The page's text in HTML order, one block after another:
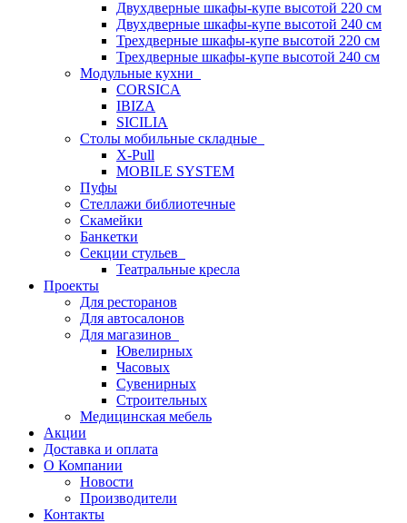
Двухдверные шкафы-купе высотой 220 см
Двухдверные шкафы-купе высотой 240 см
Трехдверные шкафы-купе высотой 220 см
Трехдверные шкафы-купе высотой 240 см
Модульные кухни
CORSICA
IBIZA
SICILIA
Столы мобильные складные
X-Pull
MOBILE SYSTEM
Пуфы
Стеллажи библиотечные
Скамейки
Банкетки
Секции стульев
Театральные кресла
Проекты
Для ресторанов
Для автосалонов
Для магазинов
Ювелирных
Часовых
Сувенирных
Строительных
Медицинская мебель
Акции
Доставка и оплата
О Компании
Новости
Производители
Контакты